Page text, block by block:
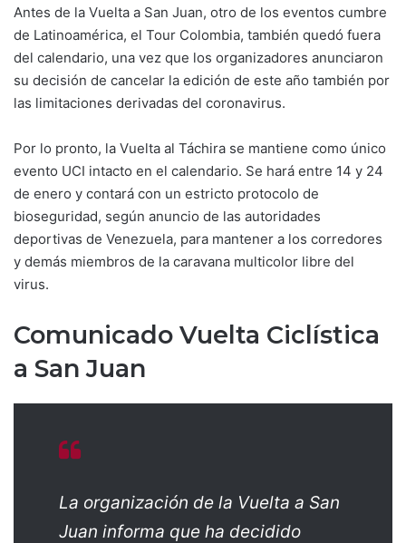
Antes de la Vuelta a San Juan, otro de los eventos cumbre
de Latinoamérica, el Tour Colombia, también quedó fuera
del calendario, una vez que los organizadores anunciaron
su decisión de cancelar la edición de este año también por
las limitaciones derivadas del coronavirus.
Por lo pronto, la Vuelta al Táchira se mantiene como único
evento UCI intacto en el calendario. Se hará entre 14 y 24
de enero y contará con un estricto protocolo de
bioseguridad, según anuncio de las autoridades
deportivas de Venezuela, para mantener a los corredores
y demás miembros de la caravana multicolor libre del
virus.
Comunicado Vuelta Ciclística
a San Juan
La organización de la Vuelta a San
Juan informa que ha decidido